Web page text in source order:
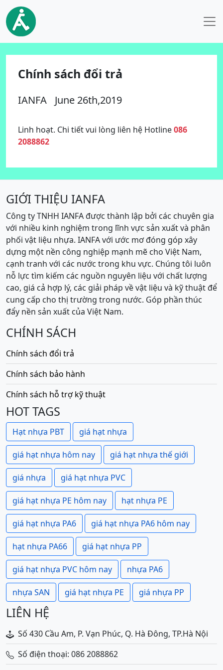
Chính sách đổi trả
IANFA June 26th,2019
Linh hoạt. Chi tiết vui lòng liên hệ Hotline086
2088862
GIỚI THIỆU IANFA
Công ty TNHH IANFA được thành lập bởi các chuyên gia
với nhiều kinh nghiệm trong lĩnh vực sản xuất và phân
phối vật liệu nhựa. IANFA với ước mơ đóng góp xây
dựng một nền công nghiệp mạnh mẽ cho Việt Nam,
cạnh tranh với các nước trong khu vực. Chúng tôi luôn
nỗ lực tìm kiếm các nguồn nguyên liệu với chất lượng
cao, giá cả hợp lý, các giải pháp về vật liệu và kỹ thuật để
cung cấp cho thị trường trong nước. Góp phần thúc
đẩy nền sản xuất của Việt Nam.
CHÍNH SÁCH
Chính sách đổi trả
Chính sách bảo hành
Chính sách hỗ trợ kỹ thuật
HOT TAGS
Hạt nhựa PBT giá hạt nhựa
giá hạt nhựa hôm nay giá hạt nhựa thế giới
giá nhựa giá hạt nhựa PVC
giá hạt nhựa PE hôm nay hạt nhựa PE
giá hạt nhựa PA6 giá hạt nhựa PA6 hôm nay
hạt nhựa PA66 giá hạt nhựa PP
giá hạt nhựa PVC hôm nay nhựa PA6
nhựa SAN giá hạt nhựa PE giá nhựa PP
LIÊN HỆ
Số 430 Cầu Am, P. Vạn Phúc, Q. Hà Đông, TP.Hà Nội
Số điện thoại: 086 2088862